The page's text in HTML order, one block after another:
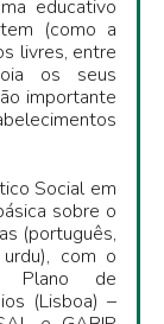
educativo
(como a
livres, entre
os seus
importante
Social em
sobre o
(português,
urdu), com o
Plano de
(Lisboa) –